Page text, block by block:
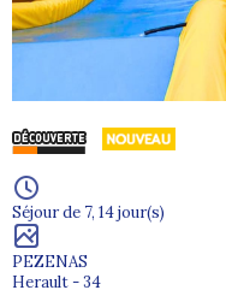
Séjour de 7, 14 jour(s)
PEZENAS
Herault - 34